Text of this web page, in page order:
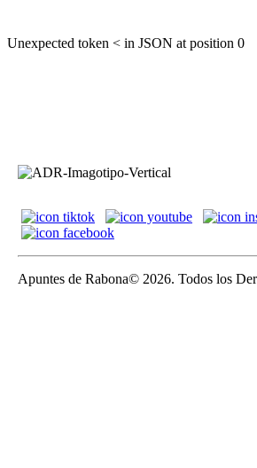
Unexpected token < in JSON at position 0
Apuntes de Rabona© 2026. Todos los